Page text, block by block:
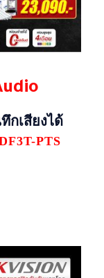
กเสียงได้
PTS